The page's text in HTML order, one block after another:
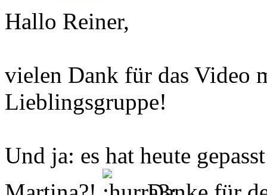
Hallo Reiner,
vielen Dank für das Video
Lieblingsgruppe!
Und ja: es hat heute